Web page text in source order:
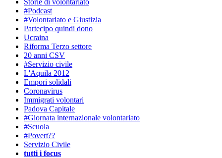
#Podcast
#Volontariato e Giustizia
Partecipo quindi dono
Ucraina
Riforma Terzo settore
20 anni CSV
#Servizio civile
L'Aquila 2012
Empori solidali
Coronavirus
Immigrati volontari
Padova Capitale
#Giornata internazionale volontariato
#Scuola
#Povert??
Servizio Civile
tutti i focus